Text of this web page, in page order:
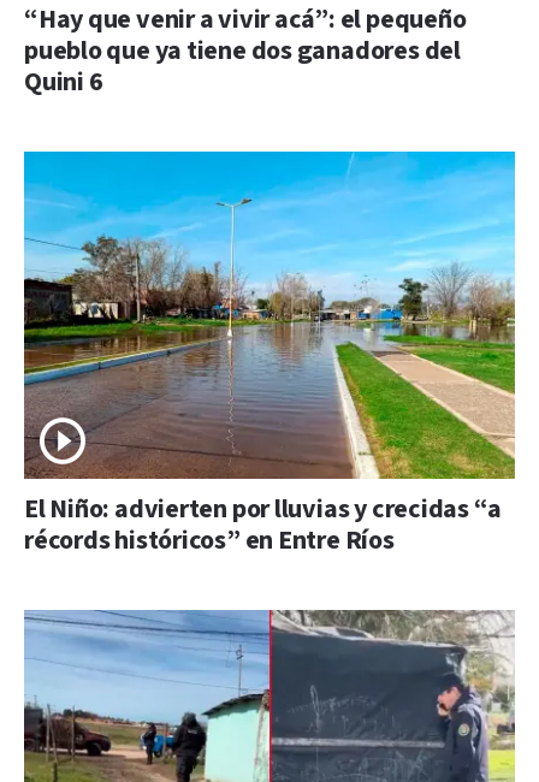
“Hay que venir a vivir acá”: el pequeño
pueblo que ya tiene dos ganadores del
Quini 6
El Niño: advierten por lluvias y crecidas “a
récords históricos” en Entre Ríos